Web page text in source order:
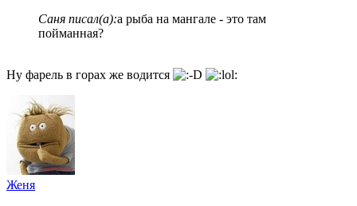
Саня писал(а):а рыба на мангале - это там
пойманная?
Ну фарель в горах же водится
Женя